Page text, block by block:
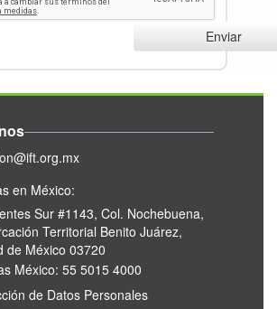
Enviar
en México:
Sur #1143, Col. Nochebuena,
Territorial Benito Juárez,
de México 03720
México: 55 5015 4000
de Datos Personales